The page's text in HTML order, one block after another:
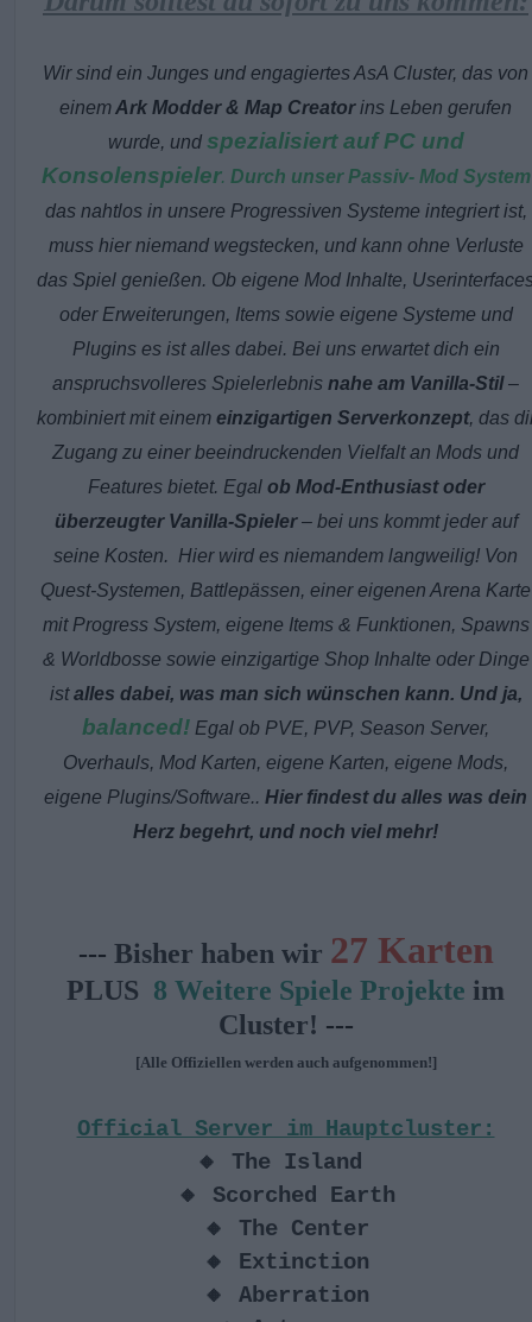
Wir sind ein Junges und engagiertes AsA Cluster, das von
einemArk Modder & Map Creatorins Leben gerufen
wurde, und spezialisiert auf PC und
Konsolenspieler. Durch unser Passiv- Mod System
das nahtlos in unsere Progressiven Systeme integriert ist,
muss hier niemand wegstecken, und kann ohne Verluste
das Spiel genießen. Ob eigene Mod Inhalte,
oder Erweiterungen, Items sowie eigene Systeme und
Plugins es ist alles dabei. Bei uns erwartet dich ein
anspruchsvolleres Spielerlebnis nahe am Vanilla-Stil–
kombiniert mit einem einzigartigen Serverkonzept, das
Zugang zu einer beeindruckenden Vielfalt an Mods und
Features bietet. Egal ob Mod-Enthusiast oder
überzeugter Vanilla-Spieler– bei uns kommt jeder auf
seine Kosten. Hier wird es niemandem langweilig! Von
Quest-Systemen, Battlepässen, einer eigenen Arena Karte
mit Progress System, eigene Items & Funktionen, Spawns
& Worldbosse sowie einzigartige Shop Inhalte oder Dinge
istalles dabei, was man sich wünschen kann. Und ja,
balanced! Egal ob PVE, PVP, Season Server,
Overhauls, Mod Karten, eigene Karten, eigene Mods,
eigene Plugins/Software.. Hier findest du alles was dein
Herz begehrt, und noch viel mehr!
--- Bisher haben wir 27 Karten
PLUS 8 Weitere Spiele Projekte im
Cluster! ---
[Alle Offiziellen werden auch aufgenommen!]
Official Server im Hauptcluster:
🔸 The Island
🔸 Scorched Earth
🔸 The Center
🔸 Extinction
🔸 Aberration